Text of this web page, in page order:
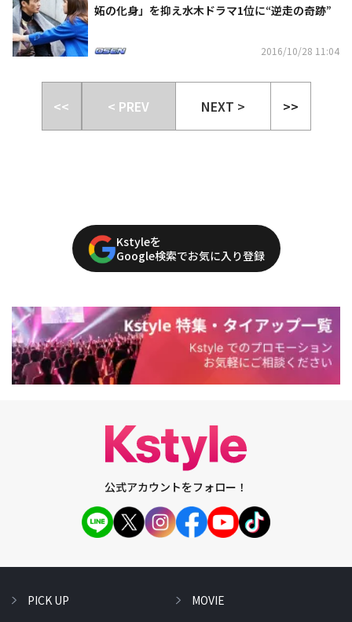
妬の化身」を抑え水木ドラマ1位に“逆走の奇跡”
2016/10/28 11:04
<< < PREV NEXT > >>
Kstyleを
Google検索でお気に入り登録
公式アカウントをフォロー！
PICK UP MOVIE